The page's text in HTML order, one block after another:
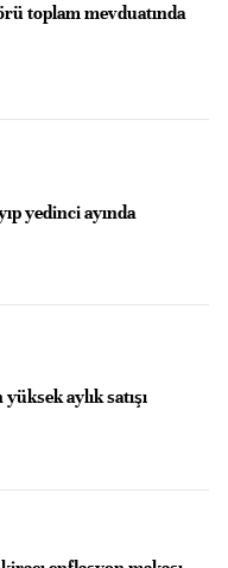
toplam mevduatında
yedinci ayında
aylık satışı